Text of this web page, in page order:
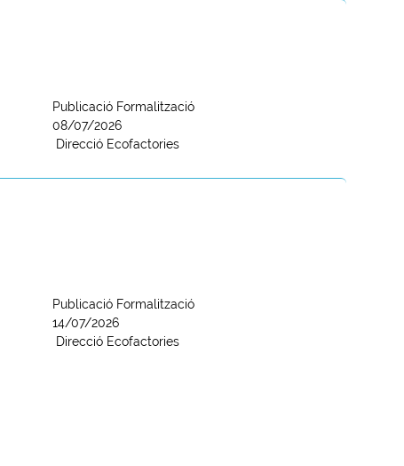
Publicació Formalització
08/07/2026
Direcció Ecofactories
Publicació Formalització
14/07/2026
Direcció Ecofactories